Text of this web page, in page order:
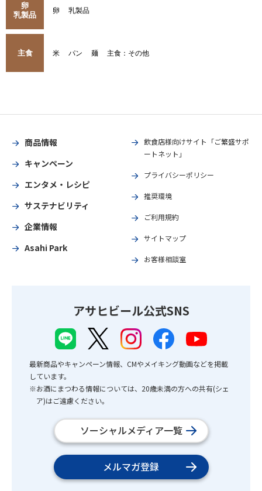
卵
乳製品
卵 乳製品
主食 米 パン 麺 主食：その他
商品情報
キャンペーン
エンタメ・レシピ
サステナビリティ
企業情報
Asahi Park
飲食店様向けサイト「ご繁盛サポ
ートネット」
プライバシーポリシー
推奨環境
ご利用規約
サイトマップ
お客様相談室
アサヒビール公式SNS
最新商品やキャンペーン情報、CMやメイキング動画などを掲載
しています。
※お酒にまつわる情報については、20歳未満の方への共有(シェ
ア)はご遠慮ください。
ソーシャルメディア一覧
メルマガ登録